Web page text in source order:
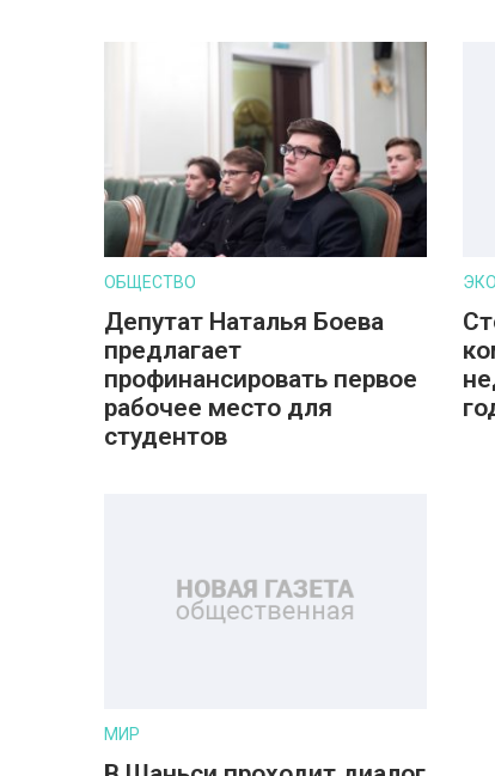
ОБЩЕСТВО
Депутат Наталья Боева
предлагает
профинансировать первое
рабочее место для
студентов
МИР